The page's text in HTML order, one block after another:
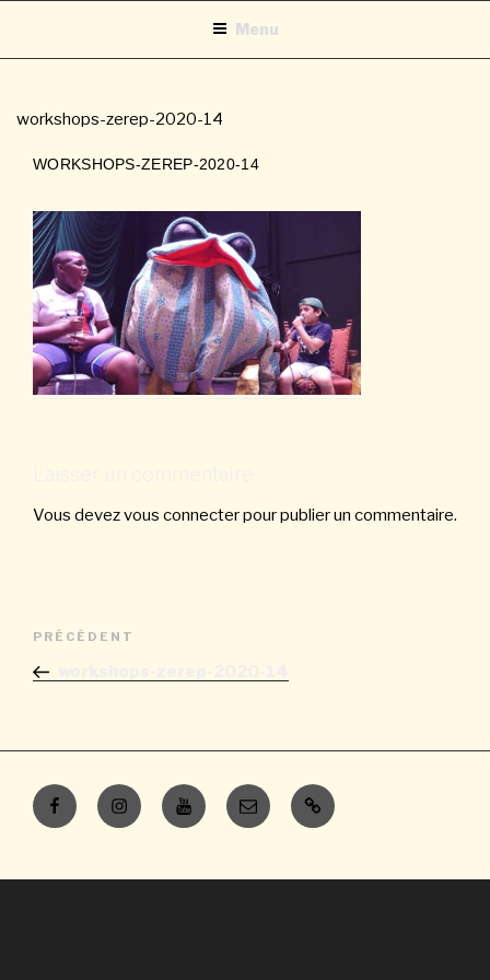
contenu
Menu
workshops-zerep-2020-14
WORKSHOPS-ZEREP-2020-14
Vous devezvous connecterpour publier un commentaire.
Navigation
l’article
Article
précédent
PRÉCÉDENT
FacebookInstagramYoutubeE-
mail
Contacts